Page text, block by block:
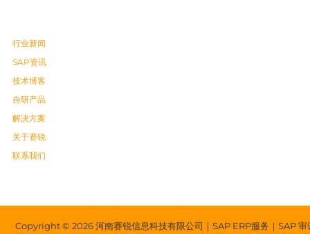
行业新闻
SAP资讯
技术博客
自研产品
解决方案
关于赛锐
联系我们
Copyright © 2026 河南赛锐信息科技有限公司｜SAP ERP服务｜SAP 审